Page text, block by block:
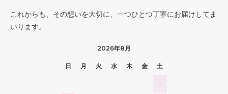
これからも、その想いを大切に、一つひとつ丁寧にお届けしてま
いります。
2026年8月
日 月 火 水 木 金 土
1